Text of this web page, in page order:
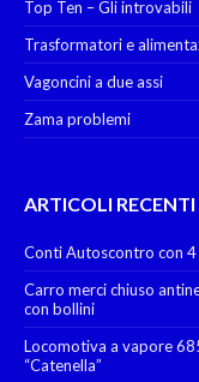
Top Ten – Gli introvabili
Trasformatori e
Vagoncini a due assi
Zama problemi
ARTICOLI RECENTI
Conti Autoscontro con 4
Carro merci chiuso
con bollini
Locomotiva a vapore
“Catenella”